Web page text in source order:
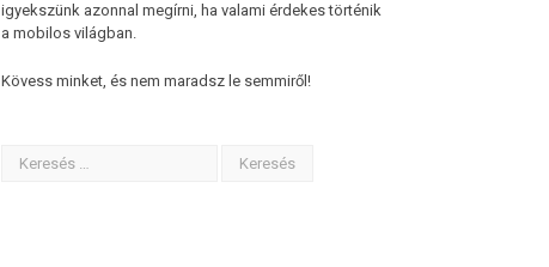
igyekszünk azonnal megírni, ha valami érdekes történik
a mobilos világban.
Kövess minket, és nem maradsz le semmiről!